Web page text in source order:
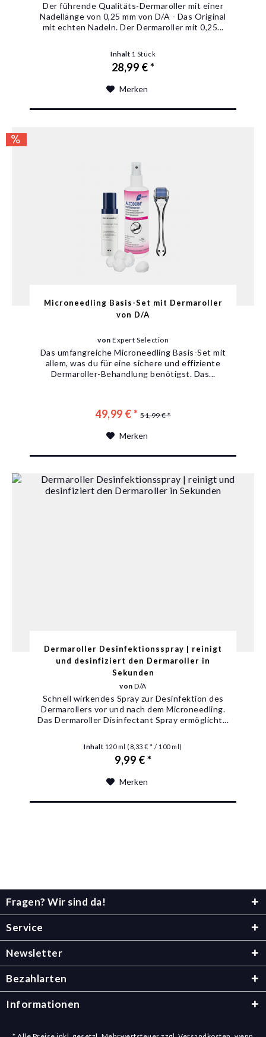
Der führende Qualitäts-Dermaroller mit einer
Nadellänge von 0,25 mm von D/A - Das Original
mit echten Nadeln‎. Der Dermaroller mit 0,25...
Inhalt 1 Stück
28,99 € *
Merken
Microneedling Basis-Set mit Dermaroller
von D/A
vonExpert Selection
Das umfangreiche Microneedling Basis-Set mit
allem, was du für eine sichere und effiziente
Dermaroller-Behandlung benötigst. Das...
49,99 € * 51,99 € *
Merken
Dermaroller Desinfektionsspray | reinigt
und desinfiziert den Dermaroller in
Sekunden
vonD/A
Schnell wirkendes Spray zur Desinfektion des
Dermarollers vor und nach dem Microneedling.
Das Dermaroller Disinfectant Spray ermöglicht...
Inhalt 120 ml (8,33 € * / 100 ml)
9,99 € *
Merken
Fragen? Wir sind da!
Service
Newsletter
Bezahlarten
Informationen